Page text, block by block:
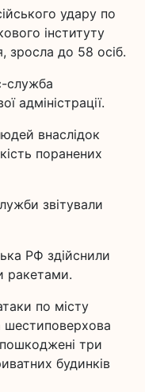
удару по
інституту
зросла до 58 осіб.
служба
адміністрації.
внаслідок
поранених
звітували
РФ здійснили
ракетами.
по місту
шестиповерхова
три
будинків